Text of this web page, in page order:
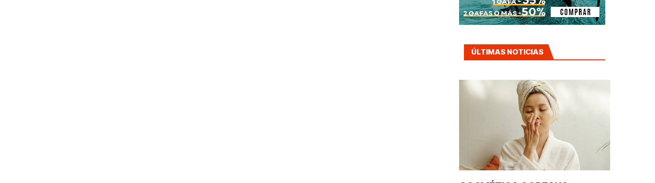
ÚLTIMAS NOTICIAS